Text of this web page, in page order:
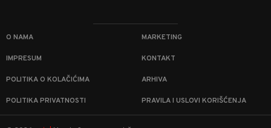
O NAMA MARKETING
IMPRESUM KONTAKT
POLITIKA O KOLAČIĆIMA ARHIVA
POLITIKA PRIVATNOSTI PRAVILA I USLOVI KORIŠĆENJA